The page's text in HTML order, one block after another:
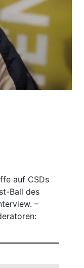
auf CSDs
Ball des
–